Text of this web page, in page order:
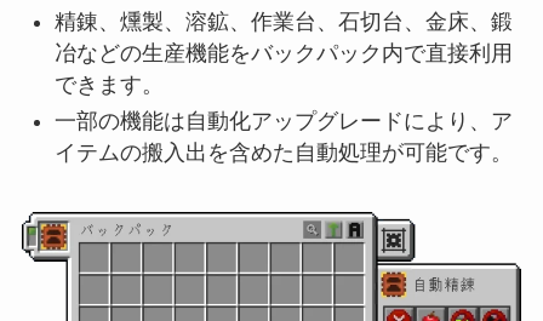
精錬、燻製、溶鉱、作業台、石切台、金床、鍛
冶などの生産機能をバックパック内で直接利用
できます。
一部の機能は自動化アップグレードにより、ア
イテムの搬入出を含めた自動処理が可能です。